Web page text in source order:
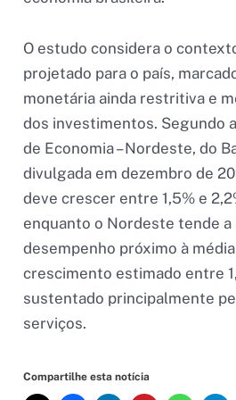
O estudo considera o
projetado para o país,
monetária ainda restritiva e
dos investimentos. Segundo
de Economia – Nordeste, do
divulgada em dezembro de
deve crescer entre 1,5% e
enquanto o Nordeste tende
desempenho próximo à
crescimento estimado entre
sustentado principalmente
serviços.
Compartilhe esta notícia